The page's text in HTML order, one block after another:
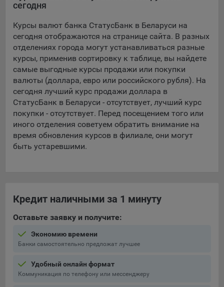
рекламы пользователю.
9.1. Технические (обязательные) файлы cookie, например,
применяемые при регистрации либо входе в систему, или
для оставления отзыва либо комментария. Данные файлы
cookie используются в целях обеспечения корректной
работы сайтов и полноценного использования его
функционала пользователем, не могут быть отключены в
системах. Вместе с тем, пользователь может настроить
браузер, чтобы он блокировал такие файлы сookie или
уведомлял пользователя об их использовании — но в таком
случае некоторые разделы сайта могут не работать).
предпочтений пользователя, в том числе имени
повторных прохождений опросов пользователями.
Подобные функции улучшают условия работы
пользователей с сайтом.
9.3. Файлы cookie предпочтений, например, для настройки
контента. Данные файлы cookie собирают информацию о
сегодня
Курсы валют банка СтатусБанк в Беларуси на
сегодня отображаются на странице сайта. В разных
отделениях города могут устанавливаться разные
курсы, применив сортировку к таблице, вы найдете
самые выгодные курсы продажи или покупки
валюты (доллара, евро или российского рубля). На
сегодня лучший курс продажи доллара в
СтатусБанк в Беларуси - отсутствует, лучший курс
покупки - отсутствует. Перед посещением того или
иного отделения советуем обратить внимание на
время обновления курсов в филиале, они могут
быть устаревшими.
Кредит наличными за 1 минуту
Оставьте заявку и получите:
Экономию времени
Банки самостоятельно предложат лучшее
Удобный онлайн формат
Коммуникация по телефону или мессенджеру